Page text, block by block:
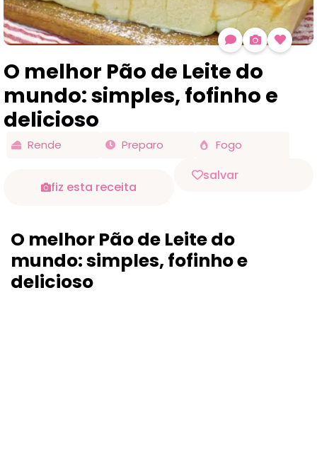
O melhor Pão de Leite do
mundo: simples, fofinho e
delicioso
Rende Preparo Fogo
fiz esta receita
salvar
O melhor Pão de Leite do
mundo: simples, fofinho e
delicioso